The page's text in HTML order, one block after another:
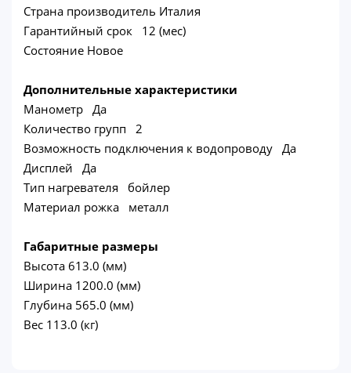
Страна производитель Италия
Гарантийный срок 12 (мес)
Состояние Новое
Дополнительные характеристики
Манометр Да
Количество групп 2
Возможность подключения к водопроводу Да
Дисплей Да
Тип нагревателя бойлер
Материал рожка металл
Габаритные размеры
Высота 613.0 (мм)
Ширина 1200.0 (мм)
Глубина 565.0 (мм)
Вес 113.0 (кг)